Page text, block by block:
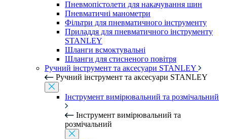
Пневмопістолети для накачування шин
Пневматичні манометри
Фільтри для пневматичного інструменту
Приладдя для пневматичного інструменту
STANLEY
Шланги всмоктувальні
Шланги для стисненого повітря
Ручний інструмент та аксесуари STANLEY
Ручний інструмент та аксесуари STANLEY
Інструмент вимірювальний та розмічальний
Інструмент вимірювальний та
розмічальний